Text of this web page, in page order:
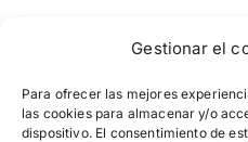
Gestionar el
Para ofrecer las mejores
las cookies para almacenar y/o
dispositivo. El consentimiento de